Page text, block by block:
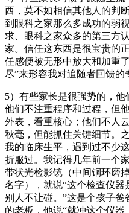
西，莫不如相信其他人的判
到眼科之家那么多成功的弱
求、眼科之家众多的第三方
家。信任这东西是很宝贵的
任感便被无形中放大和加重
尽”来形容我对追随者回馈的
5）有些家长是很强势的，他
他们不注重程序和过程，但
外表，看重核心；他们不人
秋毫，但能抓住关键细节。
我的临床生平，遇到过不少
折服过。我记得几年前一个
带状光检影镜（中间铜环磨
名字），就说“这个检查仪器
别人不让碰。”这是个孩子爸
的老板，他说“就冲这个仪